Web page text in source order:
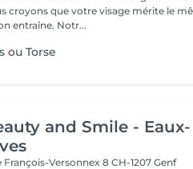
croyons que votre visage mérite le
qu'on entraîne. Notr...
ou Torse
and Smile - Eaux-
François-Versonnex 8CH-1207 Genf